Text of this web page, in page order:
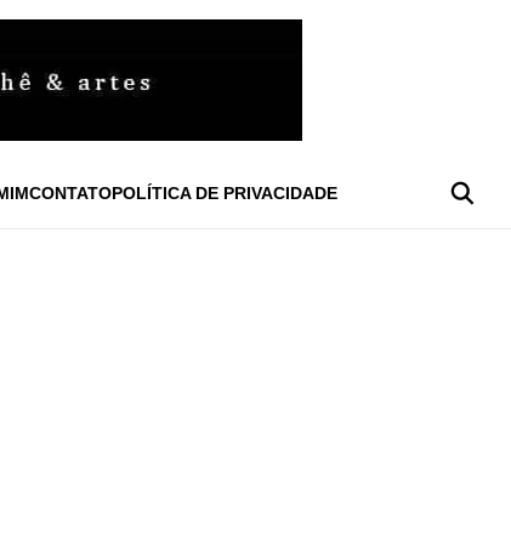
CONTATOPOLÍTICA DE PRIVACIDADE